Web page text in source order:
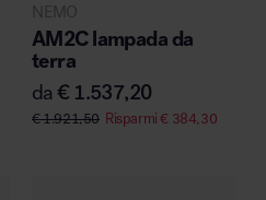
NEMO
AM2C lampada da
terra
da€ 1.537,20
€1.921,50 Risparmi€ 384,30